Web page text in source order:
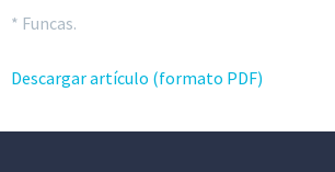
* Funcas.
Descargar artículo (formato PDF)